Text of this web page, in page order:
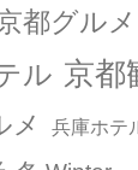
都グルメ
ル 京都
メ 兵庫ホテ